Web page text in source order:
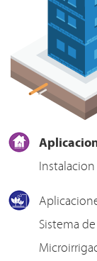
Sistema